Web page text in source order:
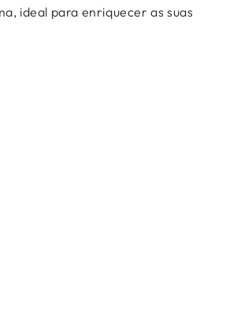
ideal para enriquecer as suas